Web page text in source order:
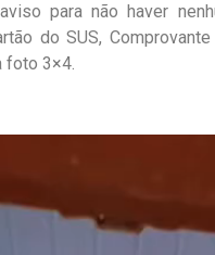
para não haver
do SUS,
foto 3×4.